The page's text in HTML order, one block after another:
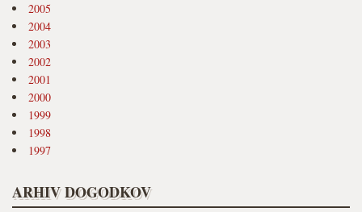
2005
2004
2003
2002
2001
2000
1999
1998
1997
ARHIV DOGODKOV